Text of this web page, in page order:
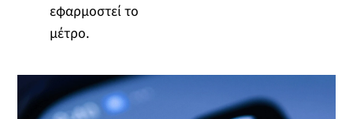
εφαρμοστεί το
μέτρο.